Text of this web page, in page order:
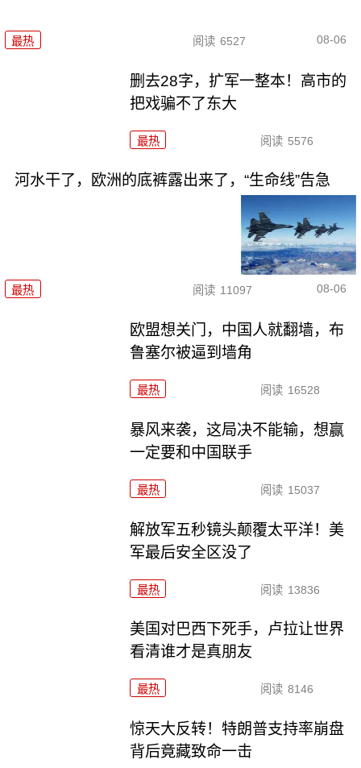
最热 阅读 6527 08-06
删去28字，扩军一整本！高市的
把戏骗不了东大
最热 阅读 5576
河水干了，欧洲的底裤露出来了，“生命线”告急
最热 阅读 11097 08-06
欧盟想关门，中国人就翻墙，布
鲁塞尔被逼到墙角
最热 阅读 16528
暴风来袭，这局决不能输，想赢
一定要和中国联手
最热 阅读 15037
解放军五秒镜头颠覆太平洋！美
军最后安全区没了
最热 阅读 13836
美国对巴西下死手，卢拉让世界
看清谁才是真朋友
最热 阅读 8146
惊天大反转！特朗普支持率崩盘
背后竟藏致命一击